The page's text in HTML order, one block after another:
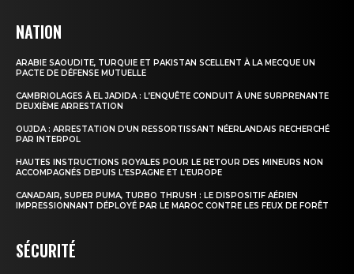
NATION
ARABIE SAOUDITE, TURQUIE ET PAKISTAN SCELLENT À LA MECQUE UN
PACTE DE DÉFENSE MUTUELLE
CAMBRIOLAGES À EL JADIDA : L’ENQUÊTE CONDUIT À UNE SURPRENANTE
DEUXIÈME ARRESTATION
OUJDA : ARRESTATION D’UN RESSORTISSANT NÉERLANDAIS RECHERCHÉ
PAR INTERPOL
HAUTES INSTRUCTIONS ROYALES POUR LE RETOUR DES MINEURS NON
ACCOMPAGNÉS DEPUIS L’ESPAGNE ET L’EUROPE
CANADAIR, SUPER PUMA, TURBO THRUSH : LE DISPOSITIF AÉRIEN
IMPRESSIONNANT DÉPLOYÉ PAR LE MAROC CONTRE LES FEUX DE FORÊT
SÉCURITÉ